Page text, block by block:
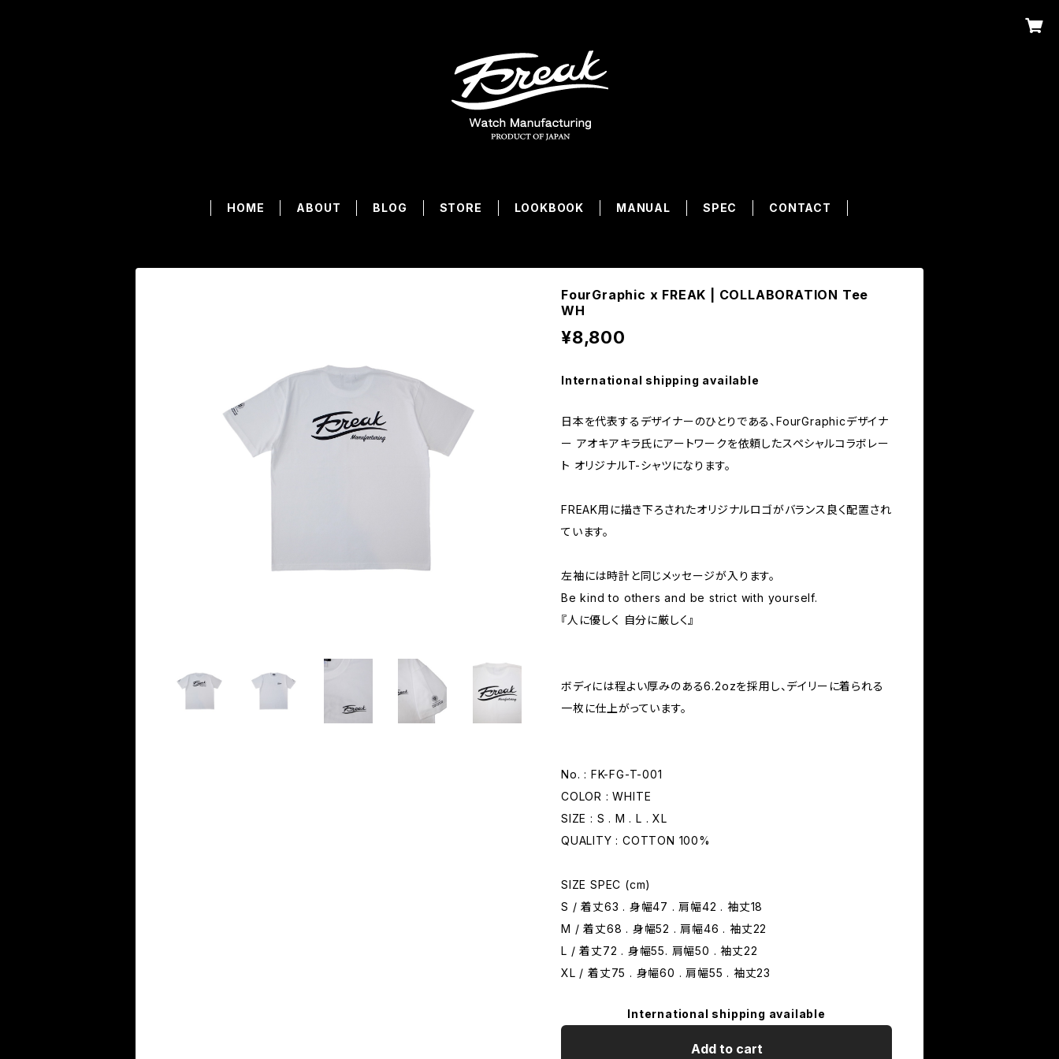
HOME ABOUT BLOG STORE LOOKBOOK MANUAL SPEC CONTACT
FourGraphic x FREAK | COLLABORATION Tee
WH
¥8,800
International shipping available
日本を代表するデザイナーのひとりである、FourGraphicデザイナ
ー アオキアキラ氏にアートワークを依頼したスペシャルコラボレー
ト オリジナルT-シャツになります。
FREAK用に描き下ろされたオリジナルロゴがバランス良く配置され
ています。
左袖には時計と同じメッセージが入ります。
Be kind to others and be strict with yourself.
『人に優しく 自分に厳しく』
ボディには程よい厚みのある6.2ozを採用し、デイリーに着られる
一枚に仕上がっています。
No. : FK-FG-T-001
COLOR : WHITE
SIZE : S . M . L . XL
QUALITY : COTTON 100%
SIZE SPEC (cm)
S / 着丈63 . 身幅47 . 肩幅42 . 袖丈18
M / 着丈68 . 身幅52 . 肩幅46 . 袖丈22
L / 着丈72 . 身幅55. 肩幅50 . 袖丈22
XL / 着丈75 . 身幅60 . 肩幅55 . 袖丈23
International shipping available
Add to cart